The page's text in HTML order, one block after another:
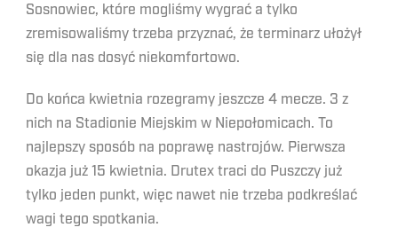
Sosnowiec, które mogliśmy wygrać a tylko
zremisowaliśmy trzeba przyznać, że terminarz ułożył
się dla nas dosyć niekomfortowo.
Do końca kwietnia rozegramy jeszcze 4 mecze. 3 z
nich na Stadionie Miejskim w Niepołomicach. To
najlepszy sposób na poprawę nastrojów. Pierwsza
okazja już 15 kwietnia. Drutex traci do Puszczy już
tylko jeden punkt, więc nawet nie trzeba podkreślać
wagi tego spotkania.